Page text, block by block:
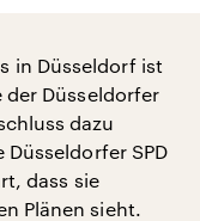
in Düsseldorf ist
der Düsseldorfer
dazu
SPD
dass sie
Plänen sieht.